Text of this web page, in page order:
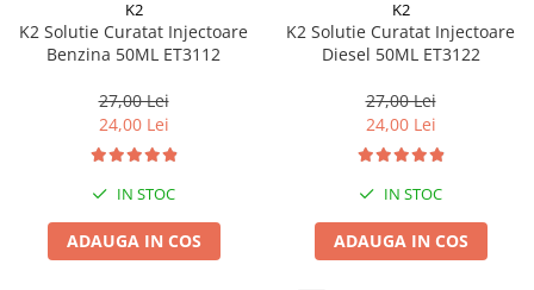
K2
K2 Solutie Curatat Injectoare
Benzina 50ML ET3112
27,00 Lei
24,00 Lei
IN STOC
ADAUGA IN COS
K2
K2 Solutie Curatat Injectoare
Diesel 50ML ET3122
27,00 Lei
24,00 Lei
IN STOC
ADAUGA IN COS